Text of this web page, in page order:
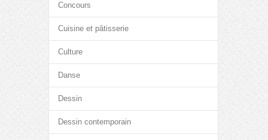
Concours
Cuisine et pâtisserie
Culture
Danse
Dessin
Dessin contemporain